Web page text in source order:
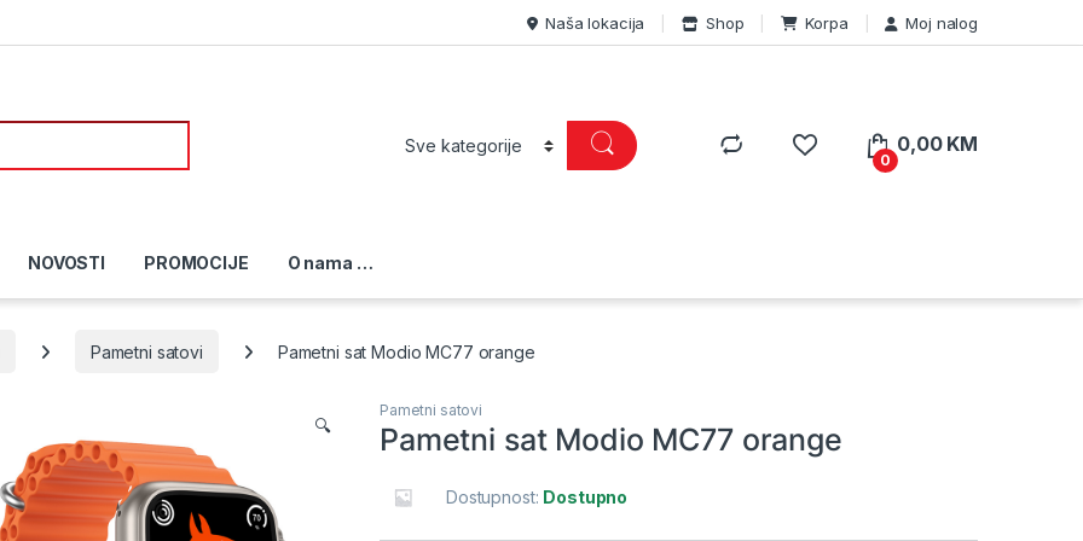
Naša lokacija Shop Korpa Moj nalog
0
0,00 KM
NOVOSTI PROMOCIJE O nama …
Pametni satovi Pametni sat Modio MC77 orange
🔍
Pametni satovi
Pametni sat Modio MC77 orange
Dostupnost: Dostupno